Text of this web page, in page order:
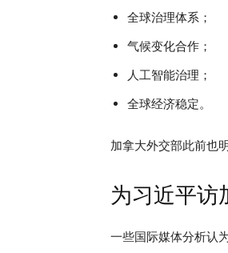
全球治理体系；
气候变化合作；
人工智能治理；
全球经济稳定。
加拿大外交部此前也
为习近平访
一些国际媒体分析认